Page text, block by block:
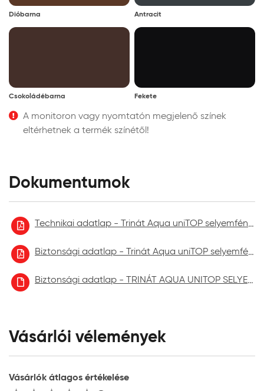
Dióbarna Antracit
Csokoládébarna Fekete
A monitoron vagy nyomtatón megjelenő színek
eltérhetnek a termék színétől!
Dokumentumok
Technikai adatlap - Trinát Aqua uniTOP selyemfényű alapozó és fedőfesték
Biztonsági adatlap - Trinát Aqua uniTOP selyemfényű alapozó és fedőfesték 2023.11.
Biztonsági adatlap - TRINÁT AQUA UNITOP SELYEMFÉNYŰ aktuális
Vásárlói vélemények
Vásárlók átlagos értékelése